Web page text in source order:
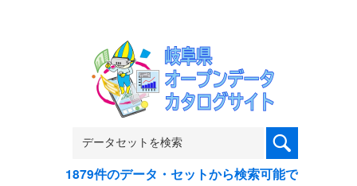
1879件のデータ・セットから検索可能で